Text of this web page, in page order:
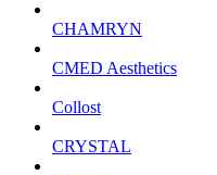
CHAMRYN
CMED Aesthetics
Collost
CRYSTAL